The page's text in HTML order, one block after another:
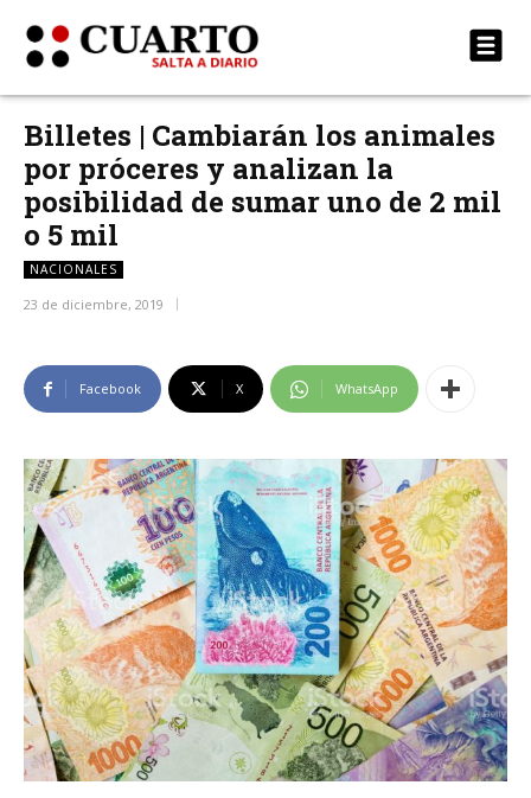
Billetes | Cambiarán los animales
por próceres y analizan la
posibilidad de sumar uno de 2 mil
o 5 mil
NACIONALES
23 de diciembre, 2019
Facebook X WhatsApp